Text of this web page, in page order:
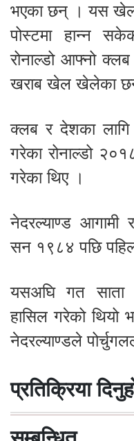
भएका छन् । यस
पोस्टमा हान्न
रोनाल्डो आफ्नो
खराब खेल खेलेका
क्लब र देशका
गरेका रोनाल्डो
गरेका थिए ।
नेदरल्याण्ड आगामी
सन १९८४ पछि
यसअघि गत साता
हासिल गरेको थियो
नेदरल्याण्डले
प्रतिक्रिया